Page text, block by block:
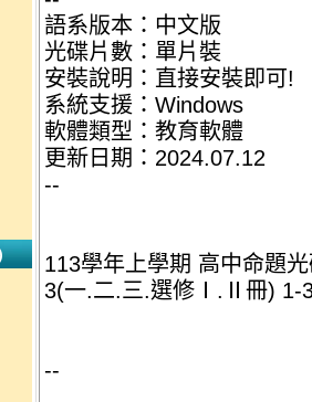
語系版本：中文版
光碟片數：單片裝
安裝說明：直接安裝即可!
系統支援：Windows
軟體類型：教育軟體
更新日期：2024.07.12
--
113學年上學期 高中命題
3(一.二.三.選修Ⅰ.Ⅱ冊) 1-
--